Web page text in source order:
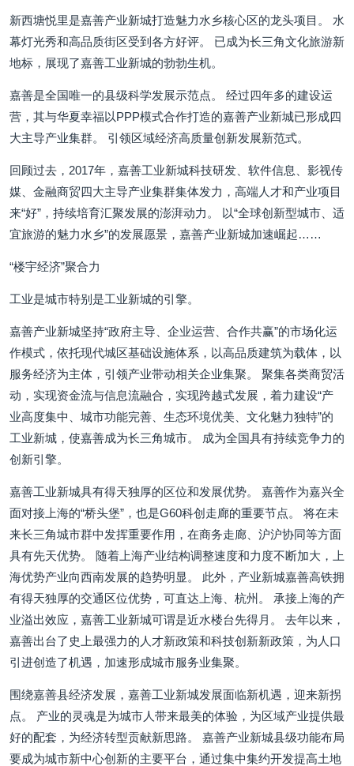
新西塘悦里是嘉善产业新城打造魅力水乡核心区的龙头项目。 水
幕灯光秀和高品质街区受到各方好评。 已成为长三角文化旅游新
地标，展现了嘉善工业新城的勃勃生机。
嘉善是全国唯一的县级科学发展示范点。 经过四年多的建设运
营，其与华夏幸福以PPP模式合作打造的嘉善产业新城已形成四
大主导产业集群。 引领区域经济高质量创新发展新范式。
回顾过去，2017年，嘉善工业新城科技研发、软件信息、影视传
媒、金融商贸四大主导产业集群集体发力，高端人才和产业项目
来“好”，持续培育汇聚发展的澎湃动力。 以“全球创新型城市、适
宜旅游的魅力水乡”的发展愿景，嘉善产业新城加速崛起……
“楼宇经济”聚合力
工业是城市特别是工业新城的引擎。
嘉善产业新城坚持“政府主导、企业运营、合作共赢”的市场化运
作模式，依托现代城区基础设施体系，以高品质建筑为载体，以
服务经济为主体，引领产业带动相关企业集聚。 聚集各类商贸活
动，实现资金流与信息流融合，实现跨越式发展，着力建设“产
业高度集中、城市功能完善、生态环境优美、文化魅力独特”的
工业新城，使嘉善成为长三角城市。 成为全国具有持续竞争力的
创新引擎。
嘉善工业新城具有得天独厚的区位和发展优势。 嘉善作为嘉兴全
面对接上海的“桥头堡”，也是G60科创走廊的重要节点。 将在未
来长三角城市群中发挥重要作用，在商务走廊、沪沪协同等方面
具有先天优势。 随着上海产业结构调整速度和力度不断加大，上
海优势产业向西南发展的趋势明显。 此外，产业新城嘉善高铁拥
有得天独厚的交通区位优势，可直达上海、杭州。 承接上海的产
业溢出效应，嘉善工业新城可谓是近水楼台先得月。 去年以来，
嘉善出台了史上最强力的人才新政策和科技创新新政策，为人口
引进创造了机遇，加速形成城市服务业集聚。
围绕嘉善县经济发展，嘉善工业新城发展面临新机遇，迎来新拐
点。 产业的灵魂是为城市人带来最美的体验，为区域产业提供最
好的配套，为经济转型贡献新思路。 嘉善产业新城县级功能布局
要成为城市新中心创新的主要平台，通过集中集约开发提高土地